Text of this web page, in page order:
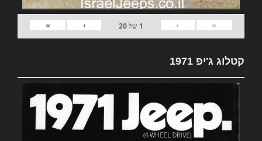
«
‹
1 של20
›
»
קטלוג ג'יפ 1971